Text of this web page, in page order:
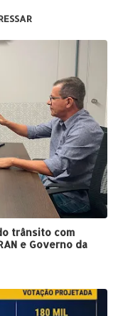
trânsito com
e Governo da